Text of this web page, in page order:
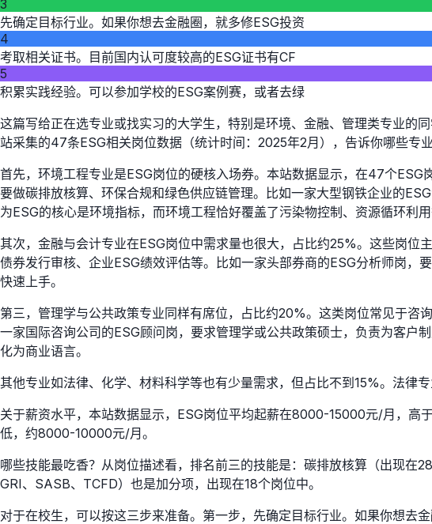
3
先确定目标行业。如果你想去金融圈，就多修ESG投资
4
考取相关证书。目前国内认可度较高的ESG证书有CF
5
积累实践经验。可以参加学校的ESG案例赛，或者去绿
这篇写给正在选专业或找实习的大学生，特别是环境、金融、管理类专业的
站采集的47条ESG相关岗位数据（统计时间：2025年2月），告诉你哪些专业
首先，环境工程专业是ESG岗位的硬核入场券。本站数据显示，在47个
要做碳排放核算、环保合规和绿色供应链管理。比如一家大型钢铁企业的
为ESG的核心是环境指标，而环境工程恰好覆盖了污染物控制、资源循环利用
其次，金融与会计专业在ESG岗位中需求量也很大，占比约25%。这些岗位
债券发行审核、企业ESG绩效评估等。比如一家头部券商的ESG分析师岗
快速上手。
第三，管理学与公共政策专业同样有席位，占比约20%。这类岗位常见于咨
一家国际咨询公司的ESG顾问岗，要求管理学或公共政策硕士，负责为客户
化为商业语言。
其他专业如法律、化学、材料科学等也有少量需求，但占比不到15%。法律
关于薪资水平，本站数据显示，ESG岗位平均起薪在8000-15000元/月，高
低，约8000-10000元/月。
哪些技能最吃香？从岗位描述看，排名前三的技能是：碳排放核算（出现在
GRI、SASB、TCFD）也是加分项，出现在18个岗位中。
对于在校生，可以按这三步来准备。第一步，先确定目标行业。如果你想去